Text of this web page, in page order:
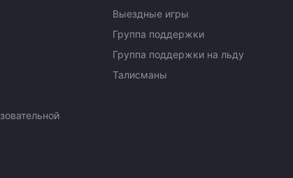
Выездные игры
Группа поддержки
Группа поддержки на льду
Талисманы